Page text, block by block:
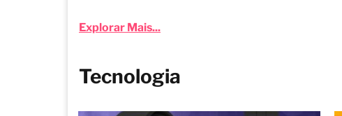
Explorar Mais...
Tecnologia